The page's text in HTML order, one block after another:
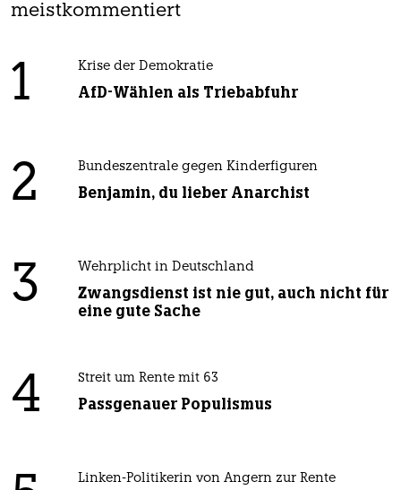
meistkommentiert
1 Krise der Demokratie
AfD-Wählen als Triebabfuhr
2 Bundeszentrale gegen Kinderfiguren
Benjamin, du lieber Anarchist
3 Wehrplicht in Deutschland
Zwangsdienst ist nie gut, auch nicht für
eine gute Sache
4 Streit um Rente mit 63
Passgenauer Populismus
Linken-Politikerin von Angern zur Rente